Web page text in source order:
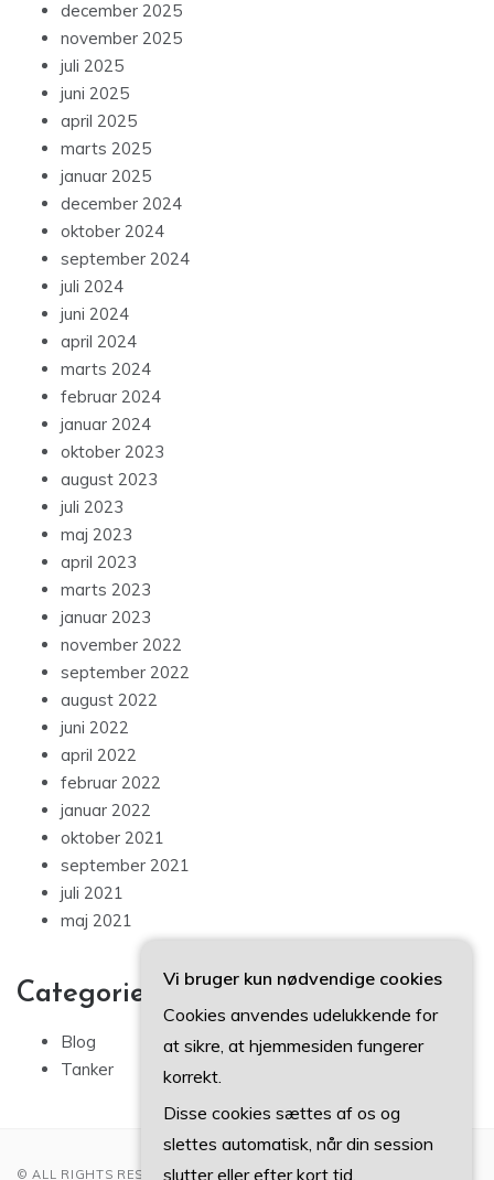
december 2025
november 2025
juli 2025
juni 2025
april 2025
marts 2025
januar 2025
december 2024
oktober 2024
september 2024
juli 2024
juni 2024
april 2024
marts 2024
februar 2024
januar 2024
oktober 2023
august 2023
juli 2023
maj 2023
april 2023
marts 2023
januar 2023
november 2022
september 2022
august 2022
juni 2022
april 2022
februar 2022
januar 2022
oktober 2021
september 2021
juli 2021
maj 2021
Categories
Blog
Tanker
© ALL RIGHTS RESERVED 2022
Vi bruger kun nødvendige cookies
Cookies anvendes udelukkende for
at sikre, at hjemmesiden fungerer
korrekt.
Disse cookies sættes af os og
slettes automatisk, når din session
slutter eller efter kort tid.